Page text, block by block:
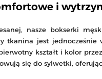
i
nasze bokserki
tkanina jest jednocześnie
kształt i kolor
się do sylwetki,